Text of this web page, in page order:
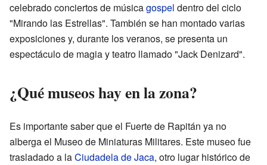
celebrado conciertos de músicagospel dentro del ciclo
"Mirando las Estrellas". También se han montado varias
exposiciones y, durante los veranos, se presenta un
espectáculo de magia y teatro llamado "Jack Denizard".
¿Qué museos hay en la zona?
Es importante saber que el Fuerte de Rapitán ya no
alberga el Museo de Miniaturas Militares. Este museo fue
trasladado a laCiudadela de Jaca, otro lugar histórico de